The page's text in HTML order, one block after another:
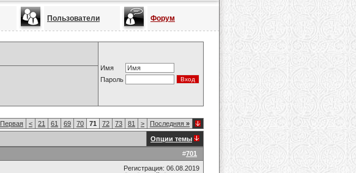
Пользователи Форум
Имя
Пароль
Первая < 21 61 69 70 71 72 73 81 > Последняя »
Опции темы
#701
Регистрация: 06.08.2019